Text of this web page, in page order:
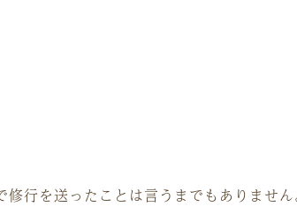
行を送ったことは言うまでもありませ